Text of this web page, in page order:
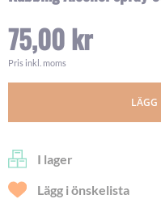
75,00 kr
Pris inkl. moms
LÄGG
I lager
Lägg i önskelista
of
the
images